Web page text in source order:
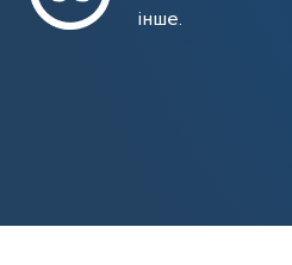
інше.